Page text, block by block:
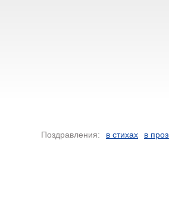
Поздравления: в стихах в